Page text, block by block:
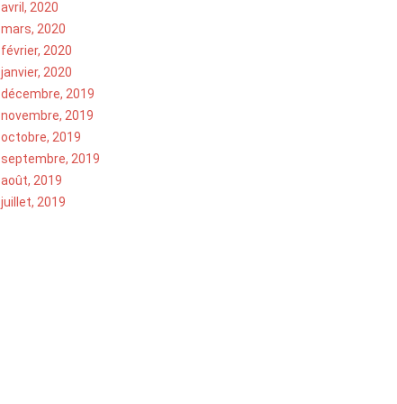
avril, 2020
mars, 2020
février, 2020
janvier, 2020
décembre, 2019
novembre, 2019
octobre, 2019
septembre, 2019
août, 2019
juillet, 2019